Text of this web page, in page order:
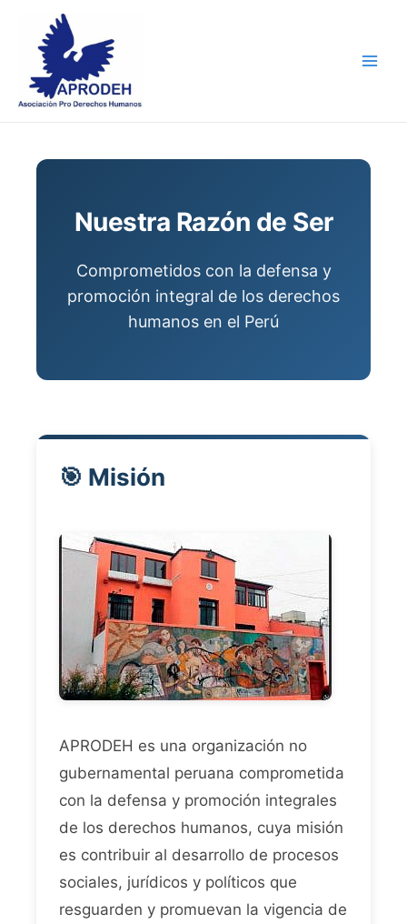
content
Nuestra Razón de Ser
Comprometidos con la defensa y
promoción integral de los derechos
humanos en el Perú
🎯 Misión
APRODEH es una organización no
gubernamental peruana comprometida
con la defensa y promoción integrales
de los derechos humanos, cuya misión
es contribuir al desarrollo de procesos
sociales, jurídicos y políticos que
resguarden y promuevan la vigencia de